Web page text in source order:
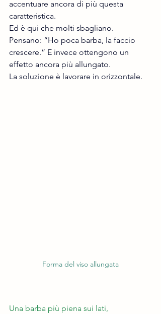
accentuare ancora di più questa
caratteristica.
Ed è qui che molti sbagliano.
Pensano: “Ho poca barba, la faccio
crescere.” E invece ottengono un
effetto ancora più allungato.
La soluzione è lavorare in orizzontale.
Forma del viso allungata
Una barba più piena sui lati,